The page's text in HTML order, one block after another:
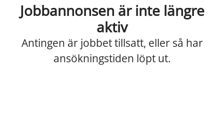
Jobbannonsen är inte längre
aktiv
Antingen är jobbet tillsatt, eller så har
ansökningstiden löpt ut.